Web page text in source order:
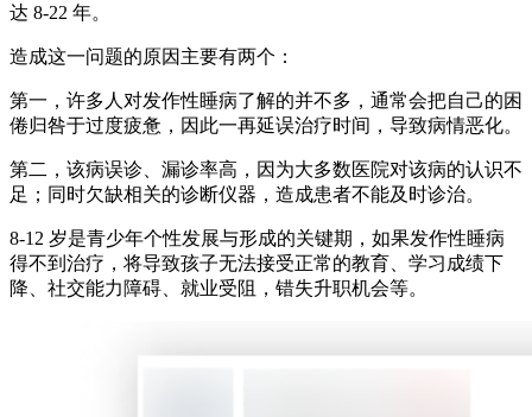
达 8-22 年。
造成这一问题的原因主要有两个：
第一，许多人对发作性睡病了解的并不多，通常会把自己的困
倦归咎于过度疲惫，因此一再延误治疗时间，导致病情恶化。
第二，该病误诊、漏诊率高，因为大多数医院对该病的认识不
足；同时欠缺相关的诊断仪器，造成患者不能及时诊治。
8-12 岁是青少年个性发展与形成的关键期，如果发作性睡病
得不到治疗，将导致孩子无法接受正常的教育、学习成绩下
降、社交能力障碍、就业受阻，错失升职机会等。